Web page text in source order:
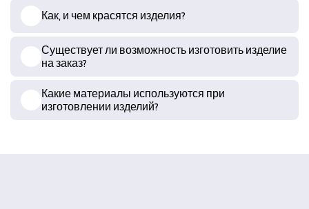
Как, и чем красятся изделия?
Существует ли возможность изготовить изделие
на заказ?
Какие материалы используются при
изготовлении изделий?